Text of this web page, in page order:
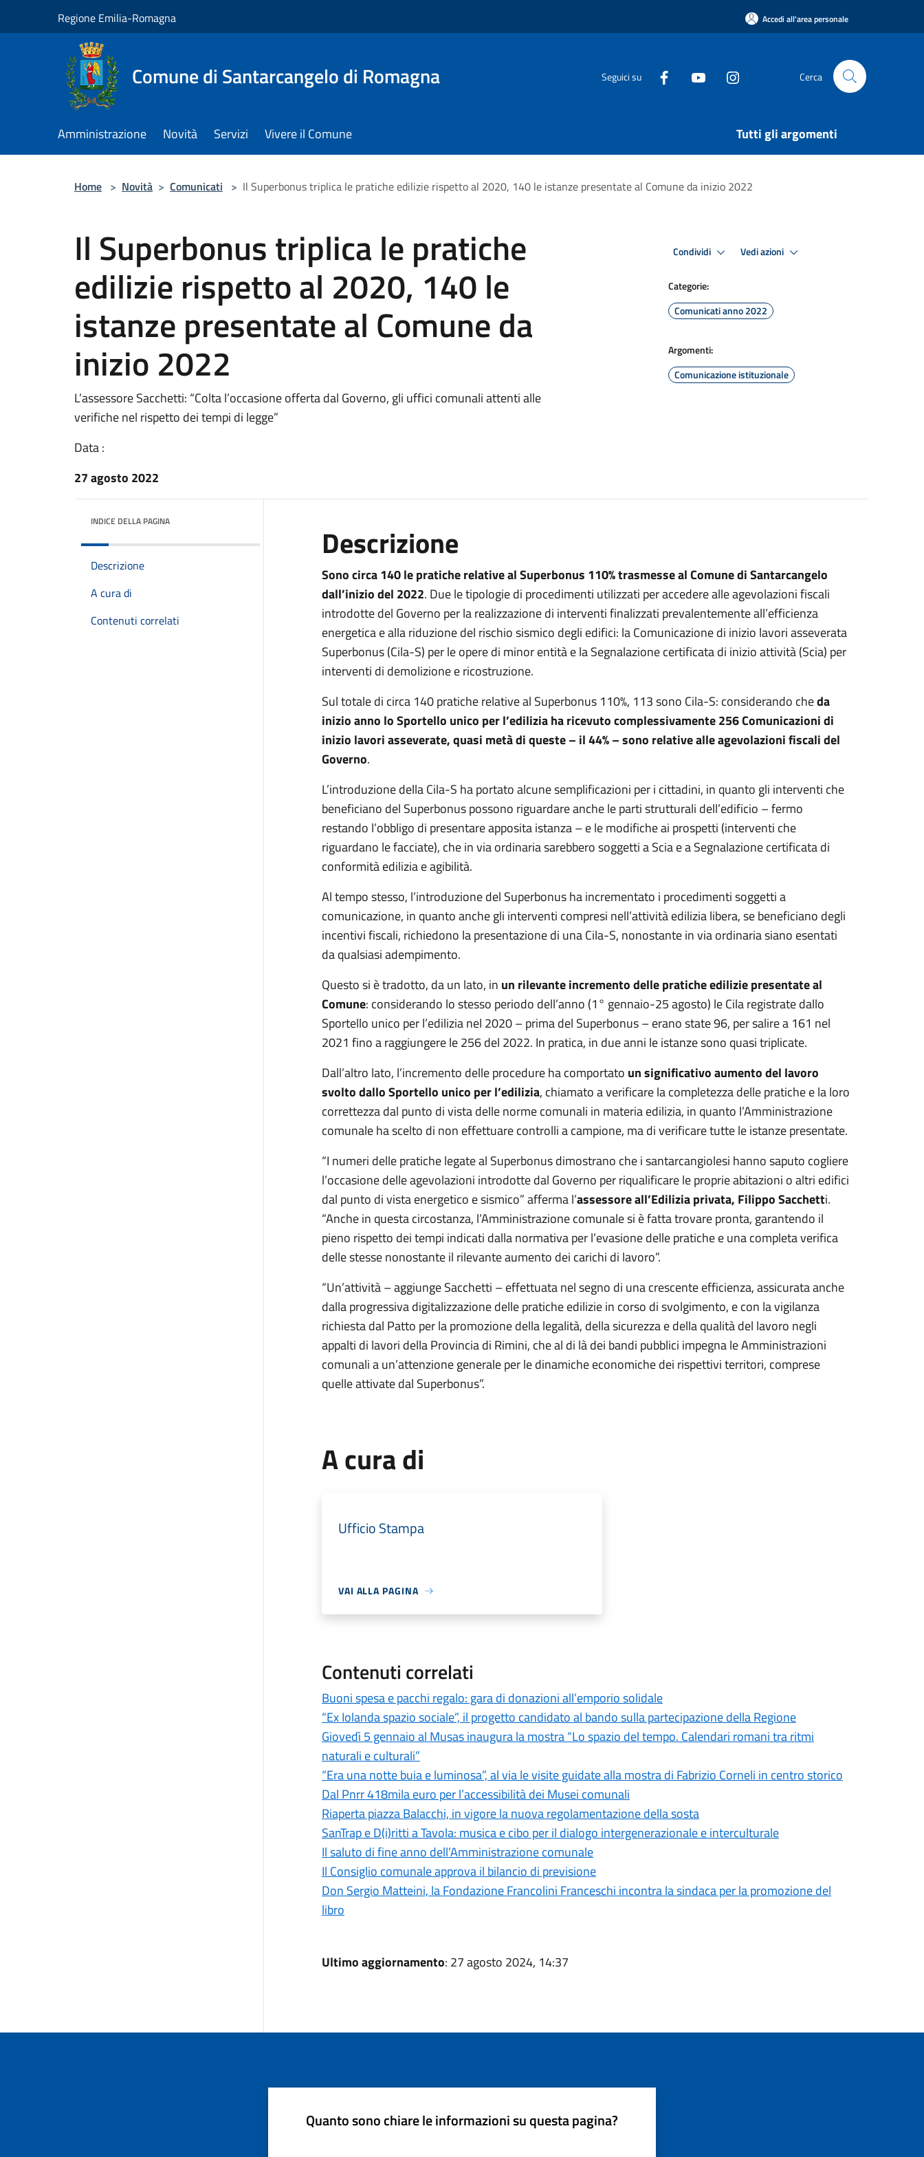
Regione Emilia-Romagna Accedi all'area personale
Comune di Santarcangelo di Romagna Seguici su Cerca
Amministrazione Novità Servizi Vivere il Comune Tutti gli argomenti
Home > Novità > Comunicati > Il Superbonus triplica le pratiche edilizie rispetto al 2020, 140 le istanze presentate al Comune da inizio 2022
Il Superbonus triplica le pratiche
edilizie rispetto al 2020, 140 le
istanze presentate al Comune da
inizio 2022
L’assessore Sacchetti: “Colta l’occasione offerta dal Governo, gli uffici comunali attenti alle
verifiche nel rispetto dei tempi di legge”
Data :
27 agosto 2022
Condividi Vedi azioni
Categorie:
Comunicati anno 2022
Argomenti:
Comunicazione istituzionale
INDICE DELLA PAGINA
Descrizione
A cura di
Contenuti correlati
Descrizione
Sono circa 140 le pratiche relative al Superbonus 110% trasmesse al Comune di Santarcangelo
dall’inizio del 2022. Due le tipologie di procedimenti utilizzati per accedere alle agevolazioni fiscali
introdotte del Governo per la realizzazione di interventi finalizzati prevalentemente all’efficienza
energetica e alla riduzione del rischio sismico degli edifici: la Comunicazione di inizio lavori asseverata
Superbonus (Cila-S) per le opere di minor entità e la Segnalazione certificata di inizio attività (Scia) per
interventi di demolizione e ricostruzione.
Sul totale di circa 140 pratiche relative al Superbonus 110%, 113 sono Cila-S: considerando cheda
inizio anno lo Sportello unico per l’edilizia ha ricevuto complessivamente 256Comunicazioni di
inizio lavori asseverate, quasi metà di queste – il 44% – sono relative alle agevolazioni fiscali del
Governo.
L’introduzione della Cila-S ha portato alcune semplificazioni per i cittadini, in quanto gli interventi che
beneficiano del Superbonus possono riguardare anche le parti strutturali dell’edificio – fermo
restando l’obbligo di presentare apposita istanza – e le modifiche ai prospetti (interventi che
riguardano le facciate), che in via ordinaria sarebbero soggetti a Scia e a Segnalazione certificata di
conformità edilizia e agibilità.
Al tempo stesso, l’introduzione del Superbonus ha incrementato i procedimenti soggetti a
comunicazione, in quanto anche gli interventi compresi nell’attività edilizia libera, se beneficiano degli
incentivi fiscali, richiedono la presentazione di una Cila-S, nonostante in via ordinaria siano esentati
da qualsiasi adempimento.
Questo si è tradotto, da un lato, in un rilevante incremento delle pratiche edilizie presentate al
Comune: considerando lo stesso periodo dell’anno (1° gennaio-25 agosto) le Cila registrate dallo
Sportello unico per l’edilizia nel 2020 – prima del Superbonus – erano state 96, per salire a 161 nel
2021 fino a raggiungere le 256 del 2022. In pratica, in due anni le istanze sono quasi triplicate.
Dall’altro lato, l’incremento delle procedure ha comportato un significativo aumento del lavoro
svolto dallo Sportello unico per l’edilizia, chiamato a verificare la completezza delle pratiche e la loro
correttezza dal punto di vista delle norme comunali in materia edilizia, in quanto l’Amministrazione
comunale ha scelto di non effettuare controlli a campione, ma di verificare tutte le istanze presentate.
“I numeri delle pratiche legate al Superbonus dimostrano che i santarcangiolesi hanno saputo cogliere
l’occasione delle agevolazioni introdotte dal Governo per riqualificare le proprie abitazioni o altri edifici
dal punto di vista energetico e sismico” afferma l’assessore all’Edilizia privata, Filippo Sacchetti.
“Anche in questa circostanza, l’Amministrazione comunale si è fatta trovare pronta, garantendo il
pieno rispetto dei tempi indicati dalla normativa per l’evasione delle pratiche e una completa verifica
delle stesse nonostante il rilevante aumento dei carichi di lavoro”.
“Un’attività – aggiunge Sacchetti – effettuata nel segno di una crescente efficienza, assicurata anche
dalla progressiva digitalizzazione delle pratiche edilizie in corso di svolgimento, e con la vigilanza
richiesta dal Patto per la promozione della legalità, della sicurezza e della qualità del lavoro negli
appalti di lavori della Provincia di Rimini, che al di là dei bandi pubblici impegna le Amministrazioni
comunali a un’attenzione generale per le dinamiche economiche dei rispettivi territori, comprese
quelle attivate dal Superbonus”.
A cura di
Ufficio Stampa
VAI ALLA PAGINA
Contenuti correlati
Buoni spesa e pacchi regalo: gara di donazioni all’emporio solidale
“Ex Iolanda spazio sociale”, il progetto candidato al bando sulla partecipazione della Regione
Giovedì 5 gennaio al Musas inaugura la mostra “Lo spazio del tempo. Calendari romani tra ritmi
naturali e culturali”
“Era una notte buia e luminosa”, al via le visite guidate alla mostra di Fabrizio Corneli in centro storico
Dal Pnrr 418mila euro per l’accessibilità dei Musei comunali
Riaperta piazza Balacchi, in vigore la nuova regolamentazione della sosta
SanTrap e D(i)ritti a Tavola: musica e cibo per il dialogo intergenerazionale e interculturale
Il saluto di fine anno dell’Amministrazione comunale
Il Consiglio comunale approva il bilancio di previsione
Don Sergio Matteini, la Fondazione Francolini Franceschi incontra la sindaca per la promozione del
libro
Ultimo aggiornamento: 27 agosto 2024, 14:37
Quanto sono chiare le informazioni su questa pagina?